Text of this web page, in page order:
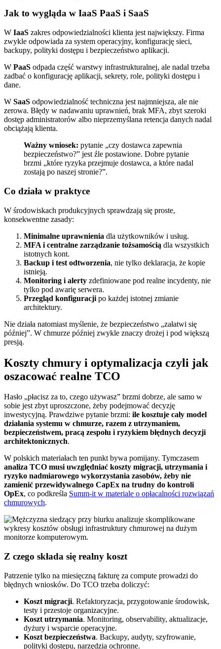
Jak to wygląda w IaaS PaaS i SaaS
W IaaS zakres odpowiedzialności klienta jest największy. Firma
zwykle odpowiada za system operacyjny, konfigurację sieci,
backupy, polityki dostępu i bezpieczeństwo aplikacji.
W PaaS odpada część warstwy infrastrukturalnej, ale nadal trzeba
zadbać o konfigurację aplikacji, sekrety, role, polityki dostępu i
dane.
W SaaS odpowiedzialność techniczna jest najmniejsza, ale nie
zerowa. Błędy w nadawaniu uprawnień, brak MFA, zbyt szeroki
dostęp administratorów albo nieprzemyślana retencja danych nadal
obciążają klienta.
Ważny wniosek: pytanie „czy dostawca zapewnia
bezpieczeństwo?” jest źle postawione. Dobre pytanie
brzmi „które ryzyka przejmuje dostawca, a które nadal
zostają po naszej stronie?”.
Co działa w praktyce
W środowiskach produkcyjnych sprawdzają się proste,
konsekwentne zasady:
Minimalne uprawnienia dla użytkowników i usług.
MFA i centralne zarządzanie tożsamością dla wszystkich
istotnych kont.
Backup i test odtworzenia, nie tylko deklaracja, że kopie
istnieją.
Monitoring i alerty zdefiniowane pod realne incydenty, nie
tylko pod awarię serwera.
Przegląd konfiguracji po każdej istotnej zmianie
architektury.
Nie działa natomiast myślenie, że bezpieczeństwo „załatwi się
później”. W chmurze później zwykle znaczy drożej i pod większą
presją.
Koszty chmury i optymalizacja czyli jak
oszacować realne TCO
Hasło „płacisz za to, czego używasz” brzmi dobrze, ale samo w
sobie jest zbyt uproszczone, żeby podejmować decyzję
inwestycyjną. Prawdziwe pytanie brzmi: ile kosztuje cały model
działania systemu w chmurze, razem z utrzymaniem,
bezpieczeństwem, pracą zespołu i ryzykiem błędnych decyzji
architektonicznych.
W polskich materiałach ten punkt bywa pomijany. Tymczasem
analiza TCO musi uwzględniać koszty migracji, utrzymania i
ryzyko nadmiarowego wykorzystania zasobów, żeby nie
zamienić przewidywalnego CapEx na trudny do kontroli
OpEx, co podkreśla Summ-it w materiale o opłacalności rozwiązań
chmurowych.
Z czego składa się realny koszt
Patrzenie tylko na miesięczną fakturę za compute prowadzi do
błędnych wniosków. Do TCO trzeba doliczyć:
Koszt migracji. Refaktoryzacja, przygotowanie środowisk,
testy i przestoje organizacyjne.
Koszt utrzymania. Monitoring, observability, aktualizacje,
dyżury i wsparcie operacyjne.
Koszt bezpieczeństwa. Backupy, audyty, szyfrowanie,
polityki dostępu, narzędzia ochronne.